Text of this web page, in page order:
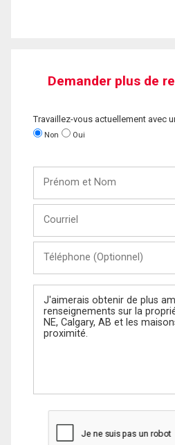
Demander plus de
Travaillez-vous actuellement avec
Non Oui
Nom
(Optionnel)
Message